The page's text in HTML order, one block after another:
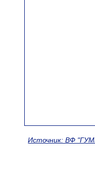
Источник: ВФ